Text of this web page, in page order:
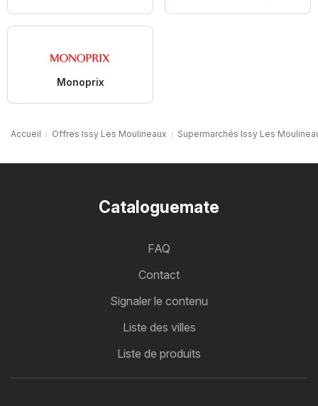
Monoprix
Accueil Offres Issy Les Moulineaux Supermarchés Issy Les
Cataloguemate
FAQ
Contact
Signaler le contenu
Liste des villes
Liste de produits